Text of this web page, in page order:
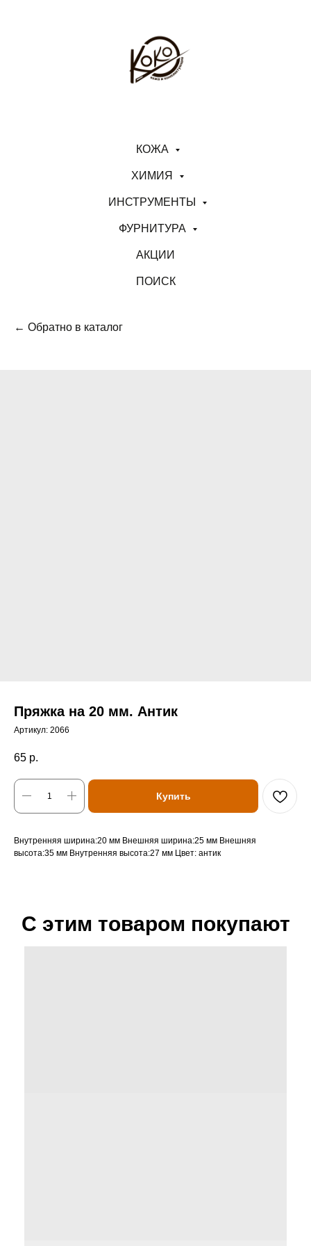
КОЖА
ХИМИЯ
ИНСТРУМЕНТЫ
ФУРНИТУРА
АКЦИИ
ПОИСК
← Обратно в каталог
Пряжка на 20 мм. Антик
Артикул: 2066
65 р.
Купить
Внутренняя ширина:20 мм Внешняя ширина:25 мм Внешняя
высота:35 мм Внутренняя высота:27 мм Цвет: антик
С этим товаром покупают